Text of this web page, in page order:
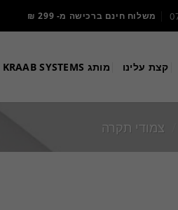
משלוח חינם ברכישה מ- 299 ₪
קצת עלינו מותג KRAAB SYSTEMS
צמודי תקרה